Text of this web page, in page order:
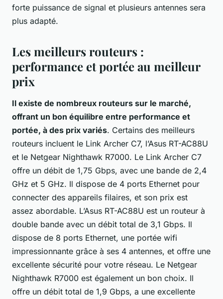
forte puissance de signal et plusieurs antennes sera
plus adapté.
Les meilleurs routeurs :
performance et portée au meilleur
prix
Il existe de nombreux routeurs sur le marché,
offrant un bon équilibre entre performance et
portée, à des prix variés. Certains des meilleurs
routeurs incluent le Link Archer C7, l’Asus RT-AC88U
et le Netgear Nighthawk R7000. Le Link Archer C7
offre un débit de 1,75 Gbps, avec une bande de 2,4
GHz et 5 GHz. Il dispose de 4 ports Ethernet pour
connecter des appareils filaires, et son prix est
assez abordable. L’Asus RT-AC88U est un routeur à
double bande avec un débit total de 3,1 Gbps. Il
dispose de 8 ports Ethernet, une portée wifi
impressionnante grâce à ses 4 antennes, et offre une
excellente sécurité pour votre réseau. Le Netgear
Nighthawk R7000 est également un bon choix. Il
offre un débit total de 1,9 Gbps, a une excellente